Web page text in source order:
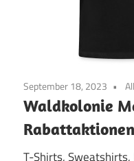
September 18, 2023
Waldkolonie
Rabattaktionen
T-Shirts,